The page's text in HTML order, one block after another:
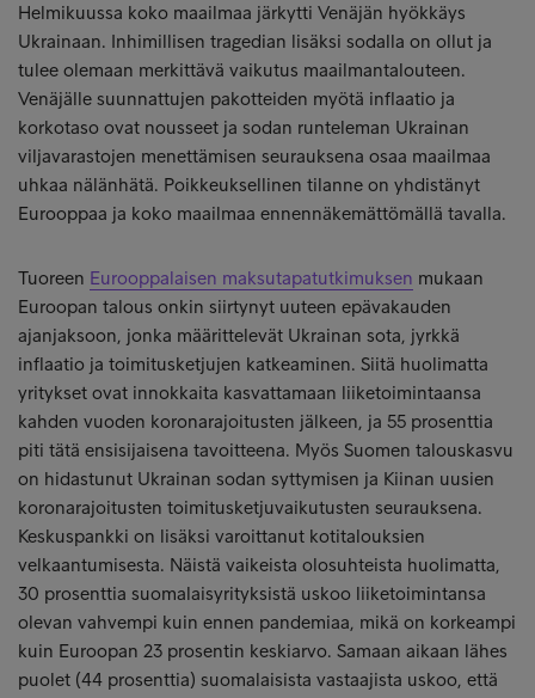
Helmikuussa koko maailmaa järkytti Venäjän hyökkäys
Ukrainaan. Inhimillisen tragedian lisäksi sodalla on ollut ja
tulee olemaan merkittävä vaikutus maailmantalouteen.
Venäjälle suunnattujen pakotteiden myötä inflaatio ja
korkotaso ovat nousseet ja sodan runteleman Ukrainan
viljavarastojen menettämisen seurauksena osaa maailmaa
uhkaa nälänhätä. Poikkeuksellinen tilanne on yhdistänyt
Eurooppaa ja koko maailmaa ennennäkemättömällä tavalla.
Tuoreen Eurooppalaisen maksutapatutkimuksen mukaan
Euroopan talous onkin siirtynyt uuteen epävakauden
ajanjaksoon, jonka määrittelevät Ukrainan sota, jyrkkä
inflaatio ja toimitusketjujen katkeaminen. Siitä huolimatta
yritykset ovat innokkaita kasvattamaan liiketoimintaansa
kahden vuoden koronarajoitusten jälkeen, ja 55 prosenttia
piti tätä ensisijaisena tavoitteena. Myös Suomen talouskasvu
on hidastunut Ukrainan sodan syttymisen ja Kiinan uusien
koronarajoitusten toimitusketjuvaikutusten seurauksena.
Keskuspankki on lisäksi varoittanut kotitalouksien
velkaantumisesta. Näistä vaikeista olosuhteista huolimatta,
30 prosenttia suomalaisyrityksistä uskoo liiketoimintansa
olevan vahvempi kuin ennen pandemiaa, mikä on korkeampi
kuin Euroopan 23 prosentin keskiarvo. Samaan aikaan lähes
puolet (44 prosenttia) suomalaisista vastaajista uskoo, että